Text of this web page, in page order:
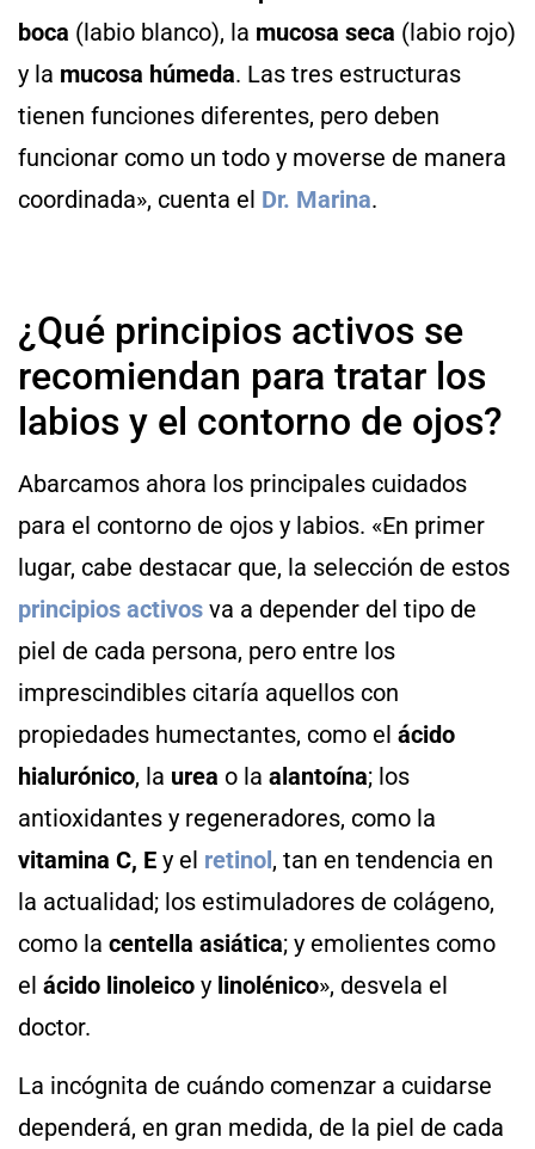
boca (labio blanco), la mucosa seca (labio rojo)
y la mucosa húmeda. Las tres estructuras
tienen funciones diferentes, pero deben
funcionar como un todo y moverse de manera
coordinada», cuenta el Dr. Marina.
¿Qué principios activos se
recomiendan para tratar los
labios y el contorno de ojos?
Abarcamos ahora los principales cuidados
para el contorno de ojos y labios. «En primer
lugar, cabe destacar que, la selección de estos
principios activos va a depender del tipo de
piel de cada persona, pero entre los
imprescindibles citaría aquellos con
propiedades humectantes, como el ácido
hialurónico, la urea o la alantoína; los
antioxidantes y regeneradores, como la
vitamina C, E y el retinol, tan en tendencia en
la actualidad; los estimuladores de colágeno,
como la centella asiática; y emolientes como
el ácido linoleico y linolénico», desvela el
doctor.
La incógnita de cuándo comenzar a cuidarse
dependerá, en gran medida, de la piel de cada